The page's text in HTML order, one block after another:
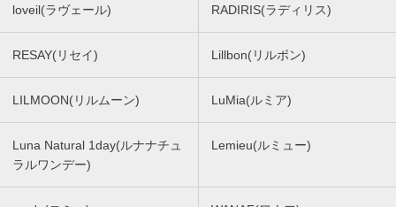
loveil(ラヴェール) RADIRIS(ラディリス)
RESAY(リセイ) Lillbon(リルボン)
LILMOON(リルムーン) LuMia(ルミア)
Luna Natural 1day(ルナナチュ
ラルワンデー)
Lemieu(ルミュー)